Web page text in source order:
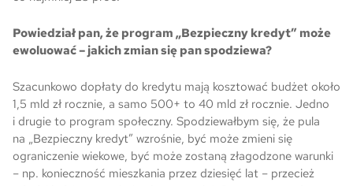
Powiedział pan, że program „Bezpieczny kredyt” może
ewoluować – jakich zmian się pan spodziewa?
Szacunkowo dopłaty do kredytu mają kosztować budżet około
1,5 mld zł rocznie, a samo 500+ to 40 mld zł rocznie. Jedno
i drugie to program społeczny. Spodziewałbym się, że pula
na „Bezpieczny kredyt” wzrośnie, być może zmieni się
ograniczenie wiekowe, być może zostaną złagodzone warunki
– np. konieczność mieszkania przez dziesięć lat – przecież